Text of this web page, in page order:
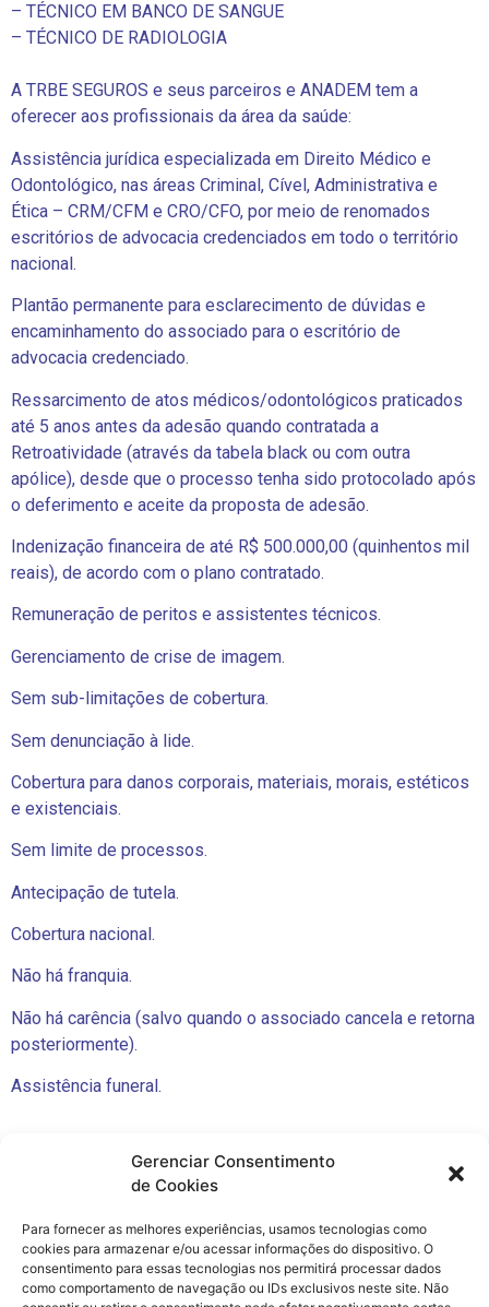
Gerenciar Consentimento
de Cookies
Para fornecer as melhores experiências, usamos tecnologias como
cookies para armazenar e/ou acessar informações do dispositivo. O
consentimento para essas tecnologias nos permitirá processar dados
como comportamento de navegação ou IDs exclusivos neste site. Não
– TÉCNICO EM BANCO DE SANGUE
– TÉCNICO DE RADIOLOGIA
A TRBE SEGUROS e seus parceiros e ANADEM tem a
oferecer aos profissionais da área da saúde:
Assistência jurídica especializada em Direito Médico e
Odontológico, nas áreas Criminal, Cível, Administrativa e
Ética – CRM/CFM e CRO/CFO, por meio de renomados
escritórios de advocacia credenciados em todo o território
nacional.
Plantão permanente para esclarecimento de dúvidas e
encaminhamento do associado para o escritório de
advocacia credenciado.
Ressarcimento de atos médicos/odontológicos praticados
até 5 anos antes da adesão quando contratada a
Retroatividade (através da tabela black ou com outra
apólice), desde que o processo tenha sido protocolado após
o deferimento e aceite da proposta de adesão.
Indenização financeira de até R$ 500.000,00 (quinhentos mil
reais), de acordo com o plano contratado.
Remuneração de peritos e assistentes técnicos.
Gerenciamento de crise de imagem.
Sem sub-limitações de cobertura.
Sem denunciação à lide.
Cobertura para danos corporais, materiais, morais, estéticos
e existenciais.
Sem limite de processos.
Antecipação de tutela.
Cobertura nacional.
Não há franquia.
Não há carência (salvo quando o associado cancela e retorna
posteriormente).
Assistência funeral.